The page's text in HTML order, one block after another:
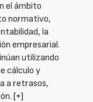
el ámbito
normativo,
la
empresarial.
utilizando
cálculo y
a retrasos,
[+]